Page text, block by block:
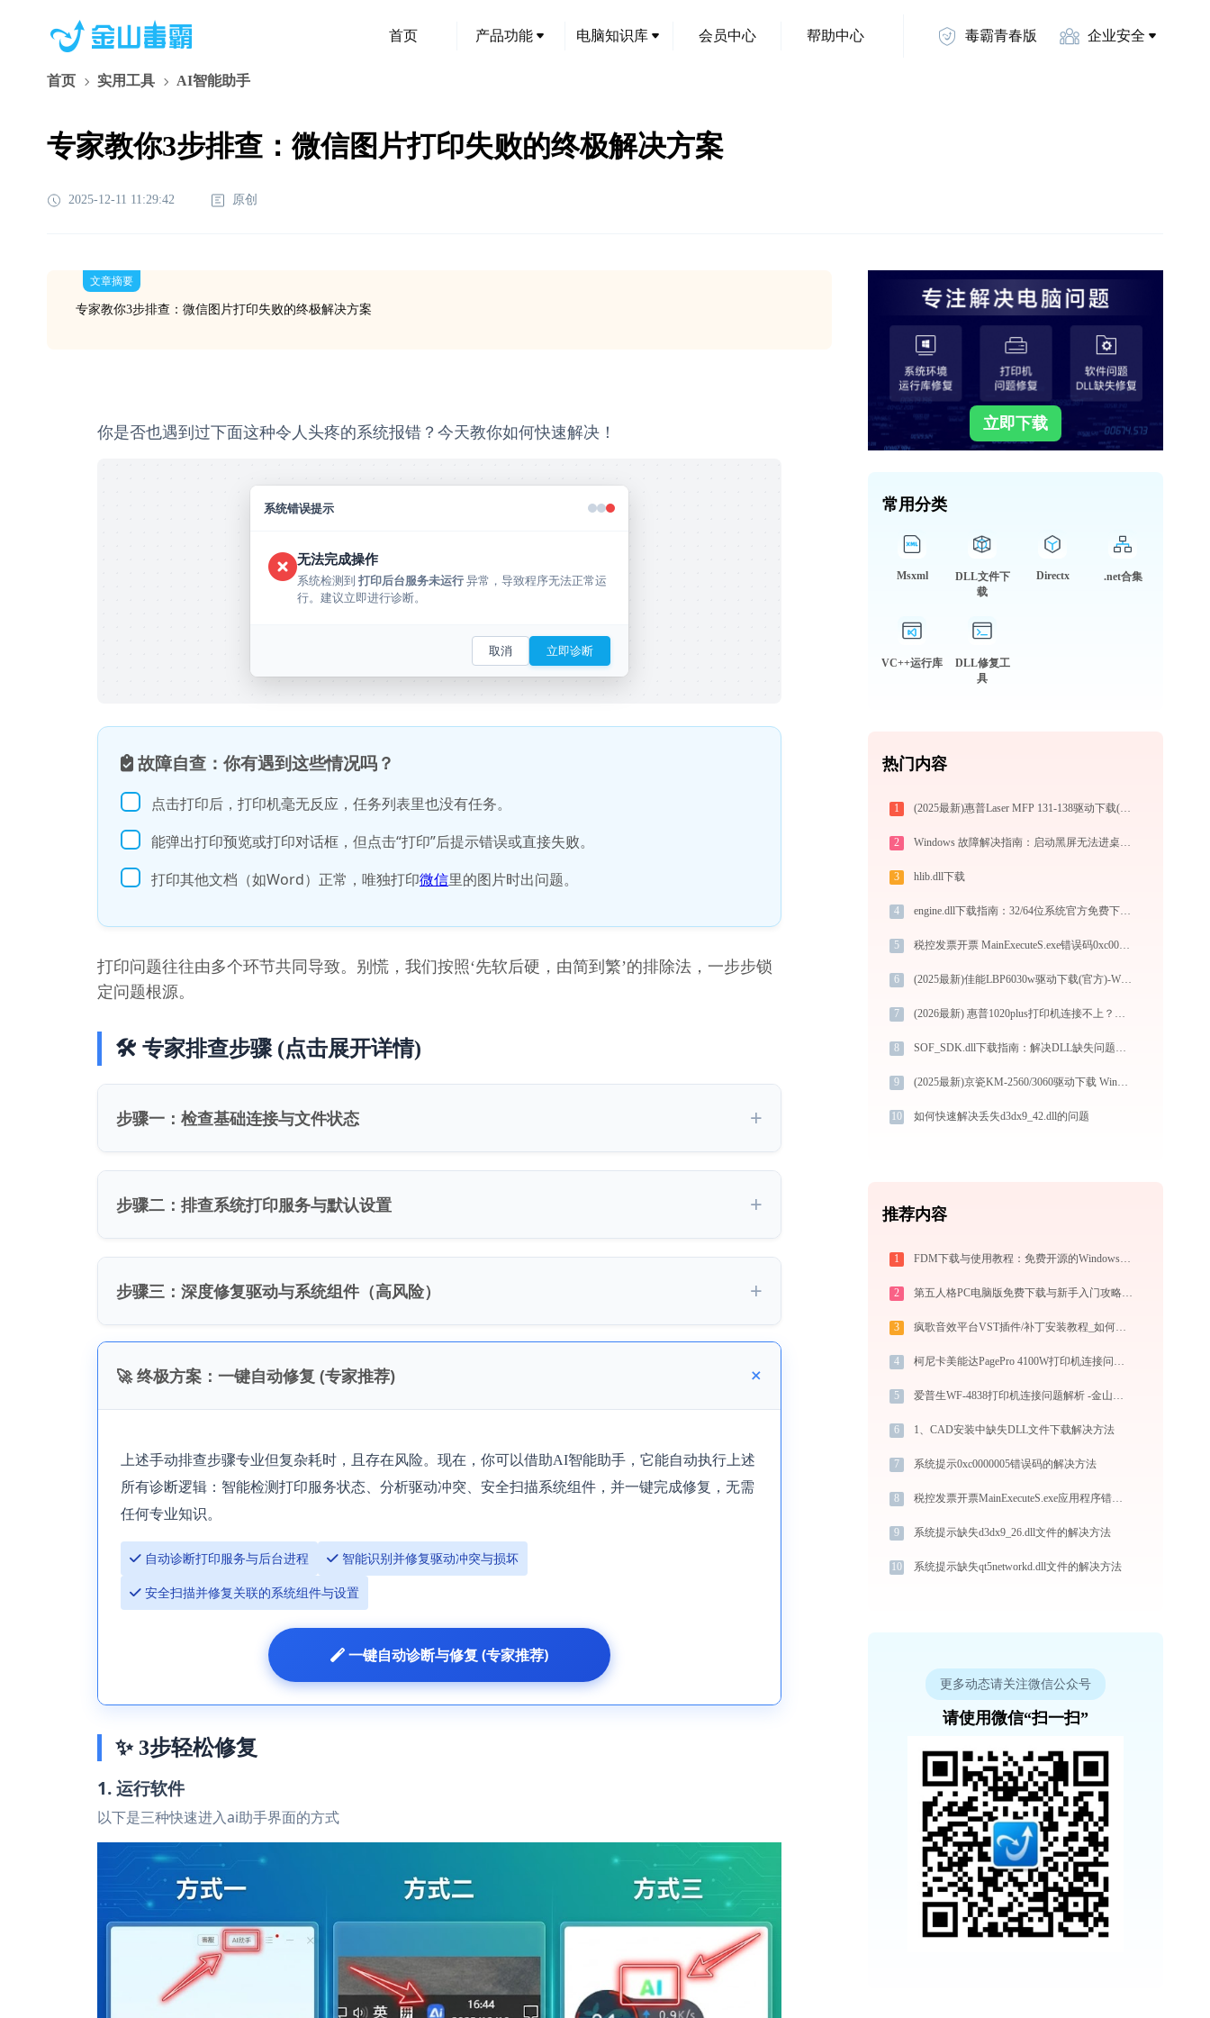
首页 产品功能 电脑知识库 会员中心 帮助中心 毒霸青春版 企业安全
首页 实用工具 AI智能助手
专家教你3步排查：微信图片打印失败的终极解决方案
2025-12-11 11:29:42 原创
文章摘要
专家教你3步排查：微信图片打印失败的终极解决方案
你是否也遇到过下面这种令人头疼的系统报错？今天教你如何快速解决！
系统错误提示
无法完成操作
系统检测到 打印后台服务未运行 异常，导致程序无法正常运
行。建议立即进行诊断。
取消 立即诊断
故障自查：你有遇到这些情况吗？
点击打印后，打印机毫无反应，任务列表里也没有任务。
能弹出打印预览或打印对话框，但点击“打印”后提示错误或直接失败。
打印其他文档（如Word）正常，唯独打印微信里的图片时出问题。
打印问题往往由多个环节共同导致。别慌，我们按照‘先软后硬，由简到繁’的排除法，一步步锁
定问题根源。
🛠️ 专家排查步骤 (点击展开详情)
步骤一：检查基础连接与文件状态
步骤二：排查系统打印服务与默认设置
步骤三：深度修复驱动与系统组件（高风险）
🚀 终极方案：一键自动修复 (专家推荐)
上述手动排查步骤专业但复杂耗时，且存在风险。现在，你可以借助AI智能助手，它能自动执行上述
所有诊断逻辑：智能检测打印服务状态、分析驱动冲突、安全扫描系统组件，并一键完成修复，无需
任何专业知识。
自动诊断打印服务与后台进程
智能识别并修复驱动冲突与损坏
安全扫描并修复关联的系统组件与设置
一键自动诊断与修复 (专家推荐)
✨ 3步轻松修复
1. 运行软件
以下是三种快速进入ai助手界面的方式
立即下载
常用分类
Msxml
DLL文件下
载
Directx .net合集
VC++运行库
DLL修复工
具
热门内容
1 (2025最新)惠普Laser MFP 131-138驱动下载(官方Win10/Win11)
2 Windows 故障解决指南：启动黑屏无法进桌面、系统崩溃修复及音频服务未运行启动方法
3 hlib.dll下载
4 engine.dll下载指南：32/64位系统官方免费下载与安装教程
5 税控发票开票 MainExecuteS.exe错误码0xc000000d处理办法
6 (2025最新)佳能LBP6030w驱动下载(官方)-Win10/Win11支持
7 (2026最新) 惠普1020plus打印机连接不上？试试这些方法 -金山毒霸
8 SOF_SDK.dll下载指南：解决DLL缺失问题的完整方案
9 (2025最新)京瓷KM-2560/3060驱动下载 Win11官方版
10 如何快速解决丢失d3dx9_42.dll的问题
推荐内容
1 FDM下载与使用教程：免费开源的Windows/Mac/安卓多线程下载管理器
2 第五人格PC电脑版免费下载与新手入门攻略：1v4非对称竞技的极致体验
3 疯歌音效平台VST插件/补丁安装教程_如何加载插件效果包
4 柯尼卡美能达PagePro 4100W打印机连接问题如何解决？-金山毒霸
5 爱普生WF-4838打印机连接问题解析 -金山毒霸
6 1、CAD安装中缺失DLL文件下载解决方法
7 系统提示0xc0000005错误码的解决方法
8 税控发票开票MainExecuteS.exe应用程序错误0xc000000d解决方法
9 系统提示缺失d3dx9_26.dll文件的解决方法
10 系统提示缺失qt5networkd.dll文件的解决方法
更多动态请关注微信公众号
请使用微信“扫一扫”